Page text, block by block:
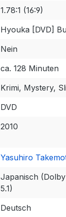
1.78:1 (16:9)
Hyouka [DVD]
Nein
ca. 128 Minuten
Krimi, Mystery,
DVD
2010
Yasuhiro
Japanisch
5.1)
Deutsch